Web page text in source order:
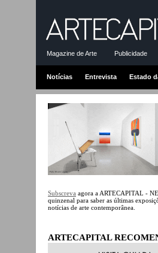
Magazine de Arte Publicidade
Notícias Entrevista Estado
Subscreva agora a ARTECAPITAL -
quinzenal para saber as últimas
notícias de arte contemporânea.
ARTECAPITAL